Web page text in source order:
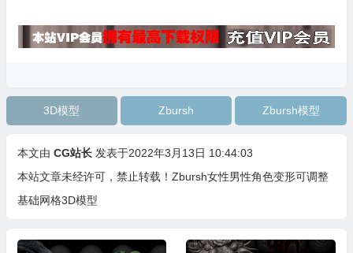
3D模型 Zbursh Zbursh模型
本文由 CG站长 发表于2022年3月13日 10:44:03
本站文章未经许可，禁止转载！ Zbursh女性男性角色变形可调整
基础网格3D模型